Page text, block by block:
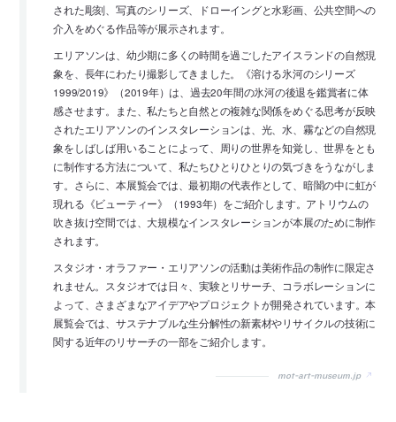
された彫刻、写真のシリーズ、ドローイングと水彩画、公共空間への
介入をめぐる作品等が展示されます。
エリアソンは、幼少期に多くの時間を過ごしたアイスランドの自然現
象を、長年にわたり撮影してきました。《溶ける氷河のシリーズ
1999/2019》（2019年）は、過去20年間の氷河の後退を鑑賞者に体
感させます。また、私たちと自然との複雑な関係をめぐる思考が反映
されたエリアソンのインスタレーションは、光、水、霧などの自然現
象をしばしば用いることによって、周りの世界を知覚し、世界をとも
に制作する方法について、私たちひとりひとりの気づきをうながしま
す。さらに、本展覧会では、最初期の代表作として、暗闇の中に虹が
現れる《ビューティー》（1993年）をご紹介します。アトリウムの
吹き抜け空間では、大規模なインスタレーションが本展のために制作
されます。
スタジオ・オラファー・エリアソンの活動は美術作品の制作に限定さ
れません。スタジオでは日々、実験とリサーチ、コラボレーションに
よって、さまざまなアイデアやプロジェクトが開発されています。本
展覧会では、サステナブルな生分解性の新素材やリサイクルの技術に
関する近年のリサーチの一部をご紹介します。
mot-art-museum.jp